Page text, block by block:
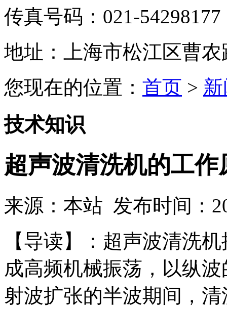
传真号码：021-54298177
地址：上海市松江区曹农
您现在的位置： 首页 >
技术知识
超声波清洗机的工作
来源：本站 发布时间：
【导读】：超声波清洗
成高频机械振荡，以纵
射波扩张的半波期间，